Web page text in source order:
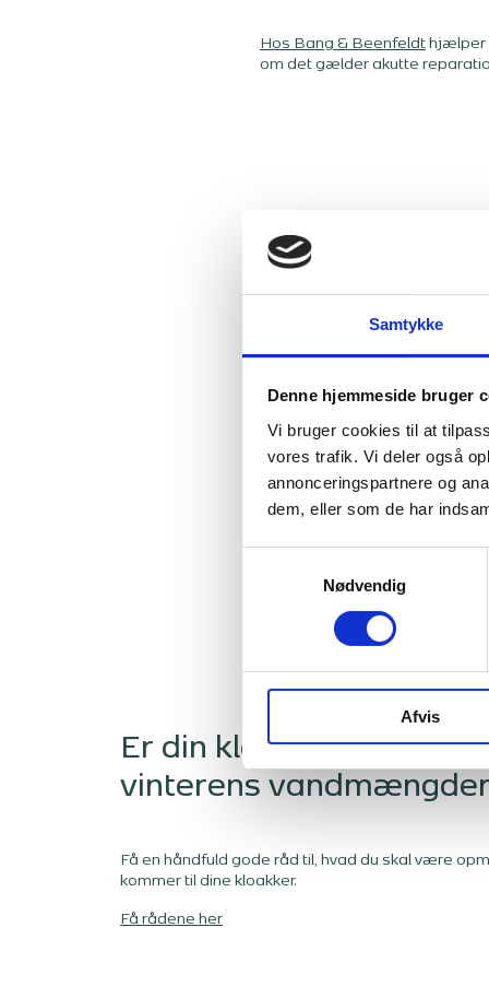
Samtykke
Denne hjemmeside bruger
Vi bruger cookies til at
vores trafik. Vi deler også
annonceringspartnere og
dem, eller som de har
Nødvendig
Afvis
Hos Bang & Beenfeldt hjælper
om det gælder akutte
Er din kloak klar til
vinterens
Få en håndfuld gode råd til, hvad du skal være
kommer til dine kloakker.
Få rådene her